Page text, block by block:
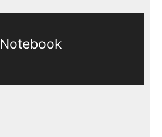
Notebook